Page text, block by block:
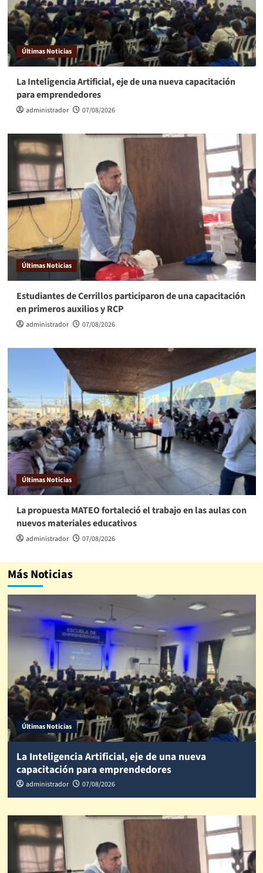
Últimas Noticias
La Inteligencia Artificial, eje de una nueva capacitación
para emprendedores
administrador 07/08/2026
Últimas Noticias
Estudiantes de Cerrillos participaron de una capacitación
en primeros auxilios y RCP
administrador 07/08/2026
Últimas Noticias
La propuesta MATEO fortaleció el trabajo en las aulas con
nuevos materiales educativos
administrador 07/08/2026
Más Noticias
Últimas Noticias
La Inteligencia Artificial, eje de una nueva
capacitación para emprendedores
administrador 07/08/2026